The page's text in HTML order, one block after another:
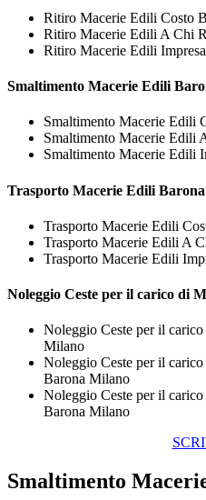
Ritiro Macerie Edili Costo
Ritiro Macerie Edili A Chi
Ritiro Macerie Edili
Smaltimento Macerie Edili
Smaltimento Macerie Edili
Smaltimento Macerie Edili
Smaltimento Macerie Edili
Trasporto Macerie Edili
Trasporto Macerie Edili
Trasporto Macerie Edili A
Trasporto Macerie Edili
Noleggio Ceste per il carico di
Noleggio Ceste per il
Milano
Noleggio Ceste per il
Barona Milano
Noleggio Ceste per il
Barona Milano
Smaltimento